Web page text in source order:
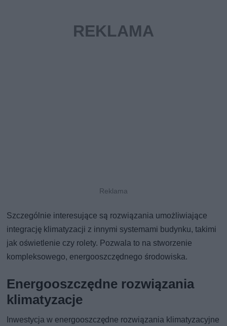
Szczególnie interesujące są rozwiązania umożliwiające
integrację klimatyzacji z innymi systemami budynku, takimi
jak oświetlenie czy rolety. Pozwala to na stworzenie
kompleksowego, energooszczędnego środowiska.
Energooszczędne rozwiązania
klimatyzacje
Inwestycja w energooszczędne rozwiązania klimatyzacyjne